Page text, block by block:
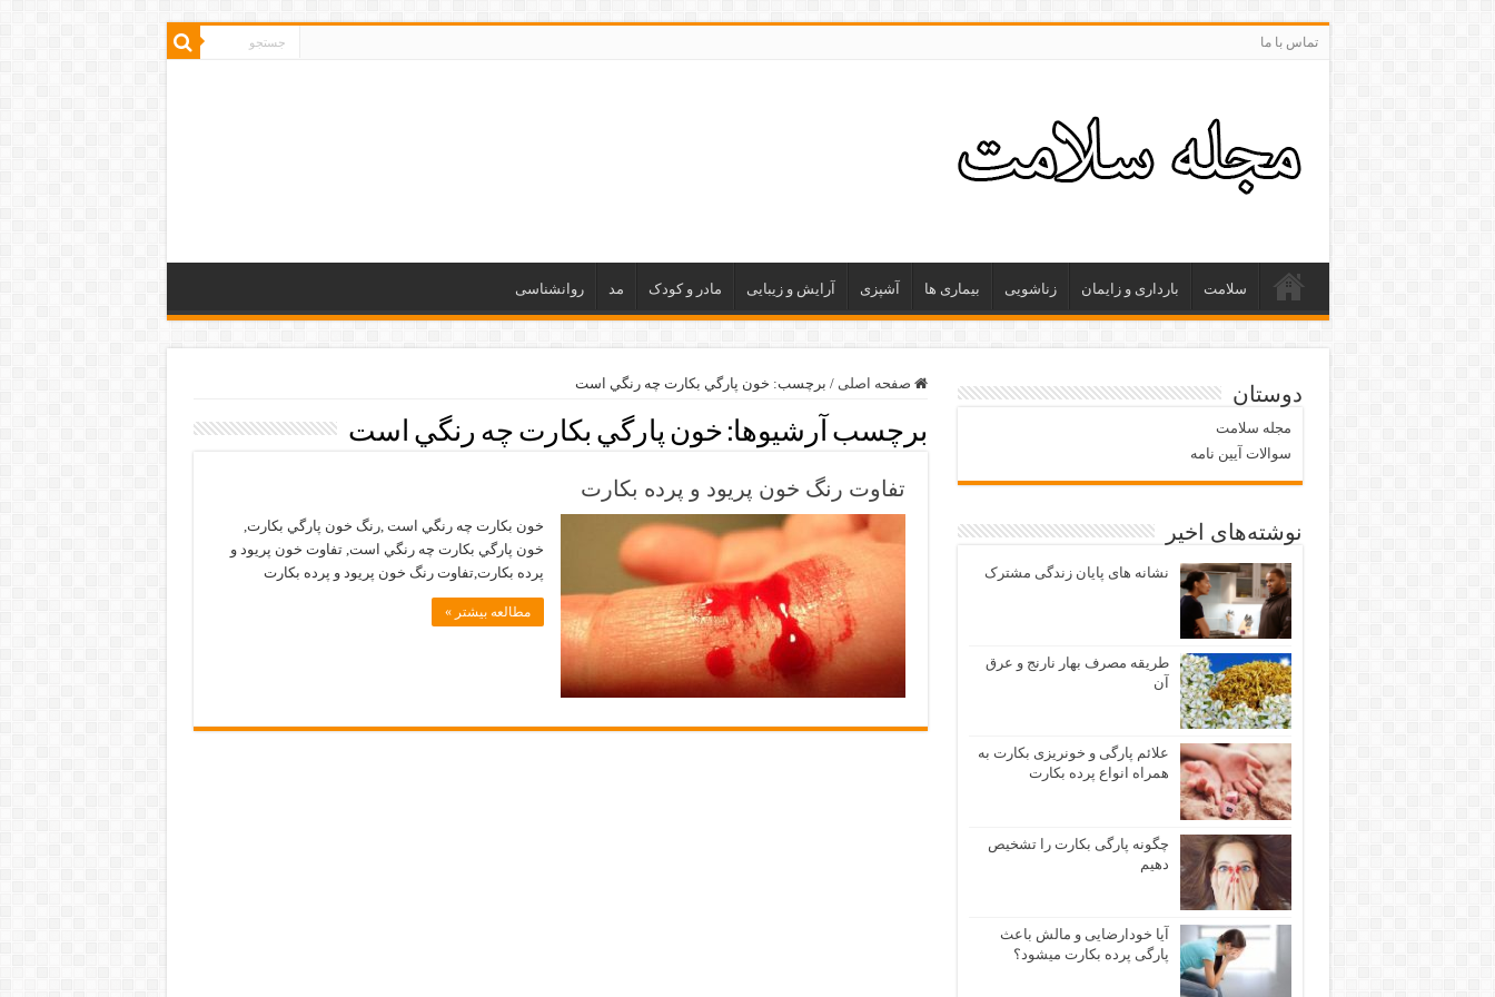
تماس با ما
سلامت بارداری و زایمان زناشویی بیماری ها آشپزی آرایش و زیبایی مادر و کودک مد روانشناسی
صفحه اصلی / برچسب: خون پارگي بكارت چه رنگي است
برچسب آرشیوها: خون پارگي بكارت چه رنگي است
تفاوت رنگ خون پریود و پرده بکارت
خون بكارت چه رنگي است ,رنگ خون پارگي بكارت,
خون پارگي بكارت چه رنگي است, تفاوت خون پریود و
پرده بکارت,تفاوت رنگ خون پریود و پرده بکارت
مطالعه بیشتر »
دوستان
مجله سلامت
سوالات آیین نامه
نوشته‌های اخیر
نشانه های پایان زندگی مشترک
طریقه مصرف بهار نارنج و عرق
آن
علائم پارگی و خونریزی بکارت به
همراه انواع پرده بکارت
چگونه پارگی بکارت را تشخیص
دهیم
آیا خودارضایی و مالش باعث
پارگی پرده بکارت میشود؟